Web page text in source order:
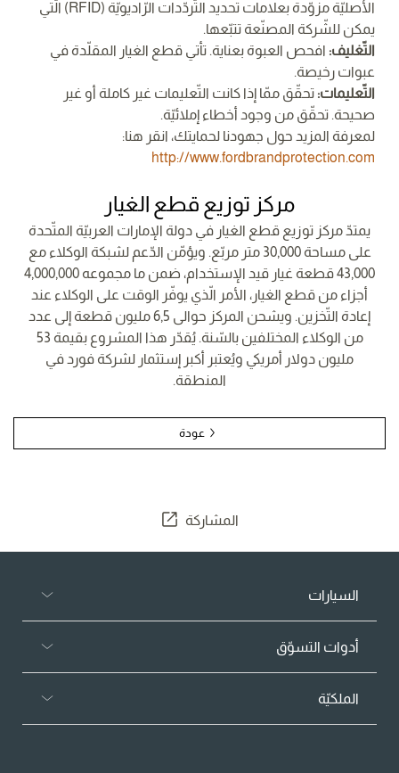
الأصليّة مزوّدة بعلامات تحديد التّردّدات الرّاديويّة (RFID) الّتي
يمكن للشّركة المصنّعة تتبّعها.
التّغليف: افحص العبوة بعناية. تأتي قطع الغيار المقلّدة في
عبوات رخيصة.
التّعليمات: تحقّق ممّا إذا كانت التّعليمات غير كاملة أو غير
صحيحة. تحقّق من وجود أخطاء إملائيّة.
لمعرفة المزيد حول جهودنا لحمايتك، انقر هنا:
http://www.fordbrandprotection.com
مركز توزيع قطع الغيار
يمتدّ مركز توزيع قطع الغيار في دولة الإمارات العربيّة المتّحدة
على مساحة 30,000 متر مربّع. ويؤمّن الدّعم لشبكة الوكلاء مع
43,000 قطعة غيار قيد الإستخدام، ضمن ما مجموعه 4,000,000
أجزاء من قطع الغيار، الأمر الّذي يوفّر الوقت على الوكلاء عند
إعادة التّخزين. ويشحن المركز حوالى 6,5 مليون قطعة إلى عدد
من الوكلاء المختلفين بالسّنة. يُقدّر هذا المشروع بقيمة 53
مليون دولار أمريكي ويُعتبر أكبر إستثمار لشركة فورد في
المنطقة.
عودة
المشاركة
السيارات
أدوات التسوّق
الملكيّة